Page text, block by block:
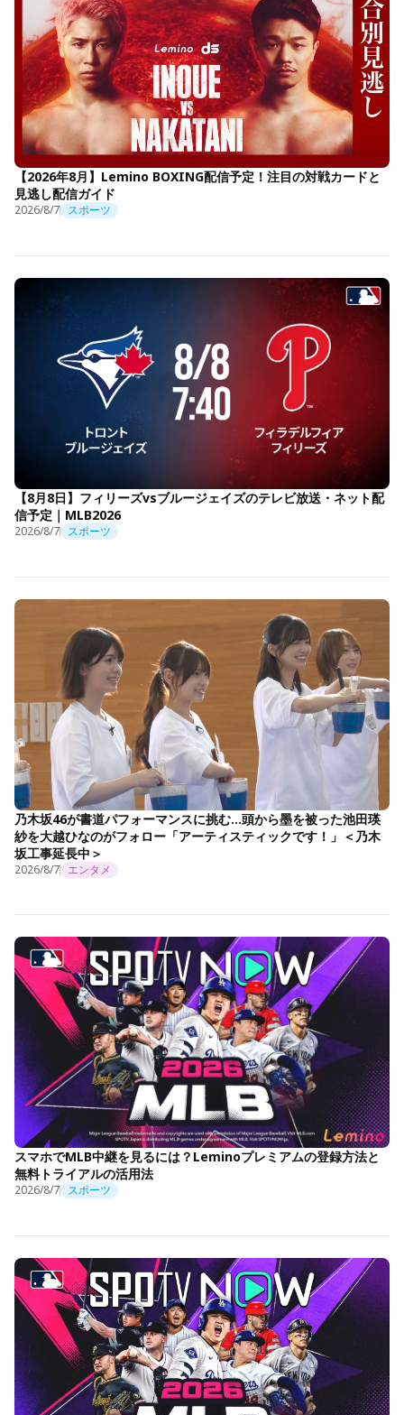
【2026年8月】Lemino BOXING配信予定！注目の対戦カードと
見逃し配信ガイド
2026/8/7 スポーツ
【8月8日】フィリーズvsブルージェイズのテレビ放送・ネット配
信予定｜MLB2026
2026/8/7 スポーツ
乃木坂46が書道パフォーマンスに挑む…頭から墨を被った池田瑛
紗を大越ひなのがフォロー「アーティスティックです！」＜乃木
坂工事延長中＞
2026/8/7 エンタメ
スマホでMLB中継を見るには？Leminoプレミアムの登録方法と
無料トライアルの活用法
2026/8/7 スポーツ